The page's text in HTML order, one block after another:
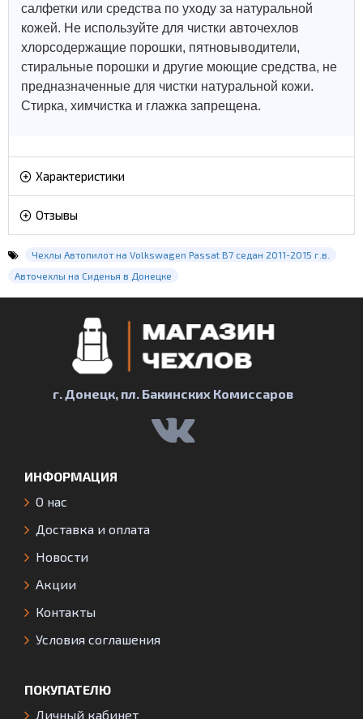
салфетки или средства по уходу за натуральной
кожей. Не используйте для чистки авточехлов
хлорсодержащие порошки, пятновыводители,
стиральные порошки и другие моющие средства, не
предназначенные для чистки натуральной кожи.
Стирка, химчистка и глажка запрещена.
Характеристики
Отзывы
Чехлы Автопилот на Volkswagen Passat B7 седан 2011-2015 г.в.
Авточехлы на Сиденья в Донецке
г. Донецк, пл. Бакинских Комиссаров
ИНФОРМАЦИЯ
О нас
Доставка и оплата
Новости
Акции
Контакты
Условия соглашения
ПОКУПАТЕЛЮ
Личный кабинет